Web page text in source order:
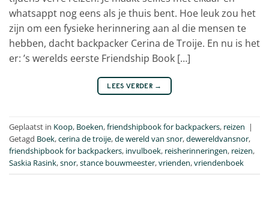
whatsappt nog eens als je thuis bent. Hoe leuk zou het
zijn om een fysieke herinnering aan al die mensen te
hebben, dacht backpacker Cerina de Troije. En nu is het
er: ’s werelds eerste Friendship Book […]
LEES VERDER →
Geplaatst in Koop, Boeken,friendshipbook for backpackers, reizen |
Getagd Boek,cerina de troije,de wereld van snor,dewereldvansnor,
friendshipbook for backpackers, invulboek, reisherinneringen, reizen,
Saskia Rasink,snor,stance bouwmeester,vrienden,vriendenboek